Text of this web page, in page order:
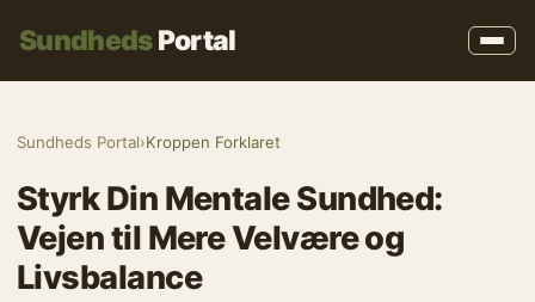
SundhedsPortal
Sundheds Portal›Kroppen Forklaret
Styrk Din Mentale Sundhed:
Vejen til Mere Velvære og
Livsbalance